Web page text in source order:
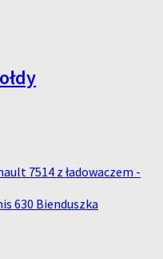
7514 z ładowaczem -
630 Bienduszka